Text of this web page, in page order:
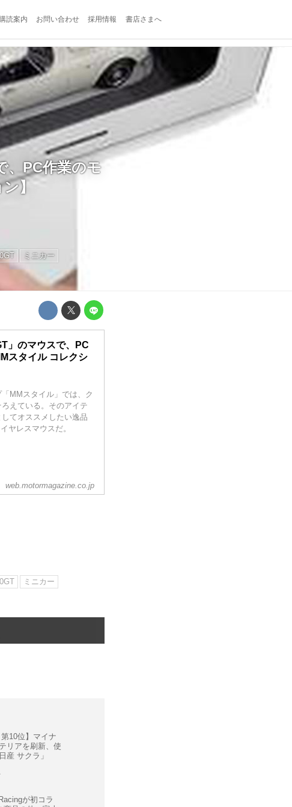
読案内 お問い合わせ 採用情報 書店さまへ
、PC作業のモ
】
ミニカー
」のマウスで、PC
スタイル コレクシ
MMスタイル」では、ク
えている。そのアイテ
てオススメしたい逸品
ヤレスマウスだ。
web.motormagazine.co.jp
ミニカー
第10位】マイナ
リアを刷新、使
産 サクラ」
が初コラ